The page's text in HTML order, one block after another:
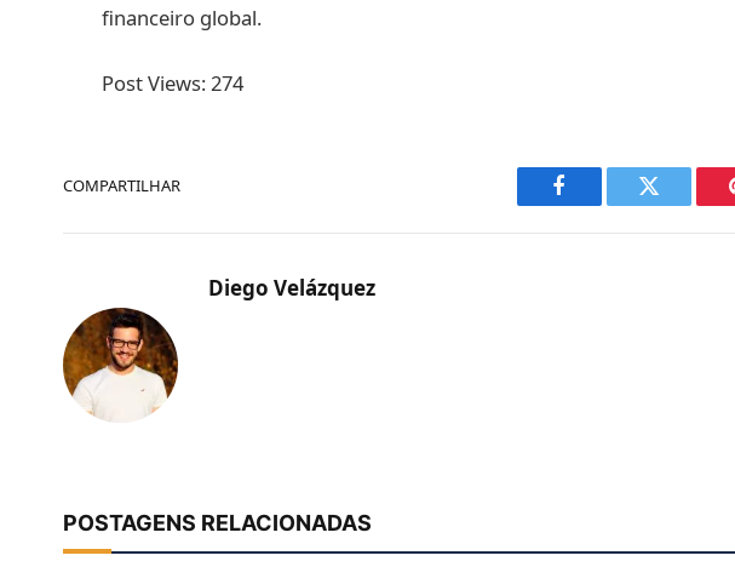
financeiro global.
Post Views:274
COMPARTILHAR
Facebook Twitter
Diego Velázquez
POSTAGENS RELACIONADAS